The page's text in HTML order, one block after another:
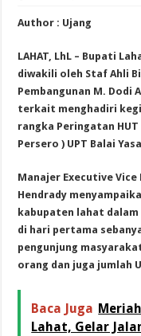
Author : Ujang
LAHAT, LhL – Bupati
diwakili oleh Staf Ahli
Pembangunan M. Dodi
terkait menghadiri
rangka Peringatan
Persero ) UPT Balai
Manajer Executive Vice
Hendrady
kabupaten lahat dalam
di hari pertama
pengunjung
orang dan juga jumlah
Baca Juga
Lahat, Gelar